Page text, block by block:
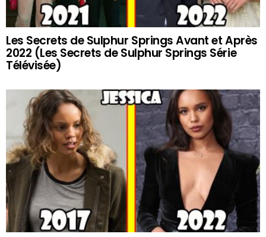
Les Secrets de Sulphur Springs Avant et Après
2022 (Les Secrets de Sulphur Springs Série
Télévisée)